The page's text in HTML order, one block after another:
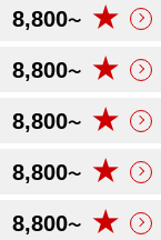
8,800〜 ★
8,800〜 ★
8,800〜 ★
8,800〜 ★
8,800〜 ★